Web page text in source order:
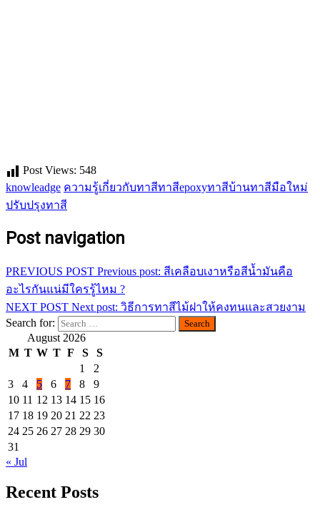
Post Views: 548
knowleadge ความรู้เกี่ยวกับทาสีทาสีepoxyทาสีบ้านทาสีมือใหม่
ปรับปรุงทาสี
Post navigation
PREVIOUS POST Previous post: สีเคลือบเงาหรือสีน้ำมันคือ
อะไรกันแน่มีใครรู้ไหม ?
NEXT POST Next post: วิธีการทาสีไม้ฝาให้คงทนและสวยงาม
Search for:
August 2026
M T W T F S
S
1
2
3
4 5 6 7 8
9
10 11 12 13 14 15 16
17 18 19 20 21 22 23
24 25 26 27 28 29 30
31
« Jul
Recent Posts